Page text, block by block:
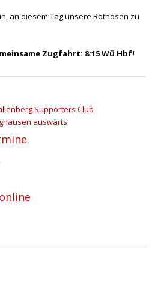
an diesem Tag unsere Rothosen zu
Zugfahrt: 8:15 Wü Hbf!
Supporters Club
auswärts